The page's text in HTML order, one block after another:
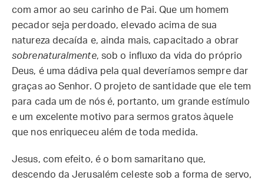
com amor ao seu carinho de Pai. Que um homem
pecador seja perdoado, elevado acima de sua
natureza decaída e, ainda mais, capacitado a obrar
sobrenaturalmente, sob o influxo da vida do próprio
Deus, é uma dádiva pela qual deveríamos sempre dar
graças ao Senhor. O projeto de santidade que ele tem
para cada um de nós é, portanto, um grande estímulo
e um excelente motivo para sermos gratos àquele
que nos enriqueceu além de toda medida.
Jesus, com efeito, é o bom samaritano que,
descendo da Jerusalém celeste sob a forma de servo,